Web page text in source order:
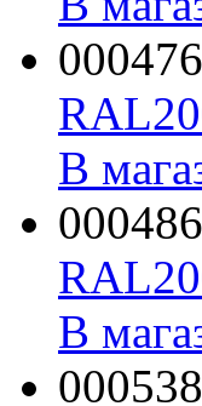
В
В